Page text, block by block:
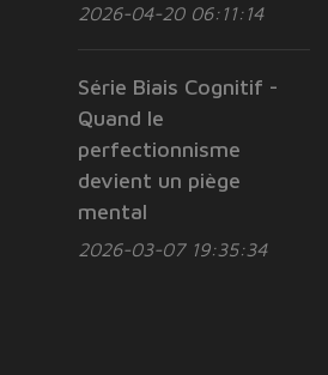
2026-04-20 06:11:14
Série Biais Cognitif -
Quand le
perfectionnisme
devient un piège
mental
2026-03-07 19:35:34